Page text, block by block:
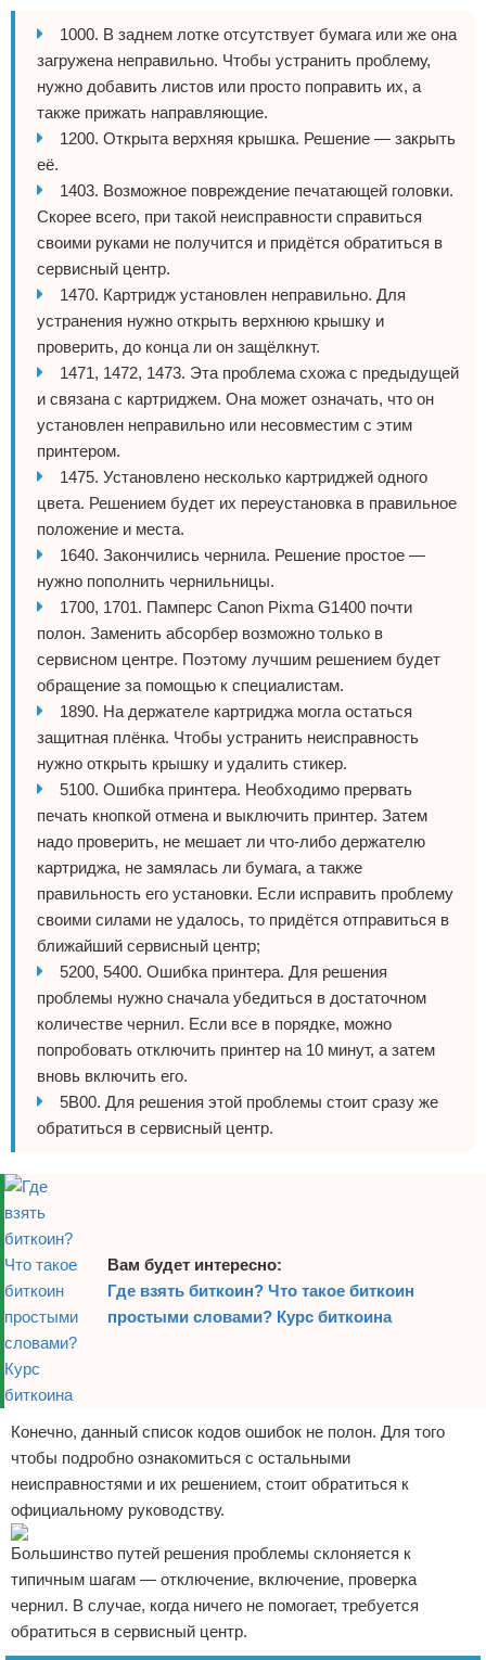
1000. В заднем лотке отсутствует бумага или же она
загружена неправильно. Чтобы устранить проблему,
нужно добавить листов или просто поправить их, а
также прижать направляющие.
1200. Открыта верхняя крышка. Решение — закрыть
её.
1403. Возможное повреждение печатающей головки.
Скорее всего, при такой неисправности справиться
своими руками не получится и придётся обратиться в
сервисный центр.
1470. Картридж установлен неправильно. Для
устранения нужно открыть верхнюю крышку и
проверить, до конца ли он защёлкнут.
1471, 1472, 1473. Эта проблема схожа с предыдущей
и связана с картриджем. Она может означать, что он
установлен неправильно или несовместим с этим
принтером.
1475. Установлено несколько картриджей одного
цвета. Решением будет их переустановка в правильное
положение и места.
1640. Закончились чернила. Решение простое —
нужно пополнить чернильницы.
1700, 1701. Памперс Canon Pixma G1400 почти
полон. Заменить абсорбер возможно только в
сервисном центре. Поэтому лучшим решением будет
обращение за помощью к специалистам.
1890. На держателе картриджа могла остаться
защитная плёнка. Чтобы устранить неисправность
нужно открыть крышку и удалить стикер.
5100. Ошибка принтера. Необходимо прервать
печать кнопкой отмена и выключить принтер. Затем
надо проверить, не мешает ли что-либо держателю
картриджа, не замялась ли бумага, а также
правильность его установки. Если исправить проблему
своими силами не удалось, то придётся отправиться в
ближайший сервисный центр;
5200, 5400. Ошибка принтера. Для решения
проблемы нужно сначала убедиться в достаточном
количестве чернил. Если все в порядке, можно
попробовать отключить принтер на 10 минут, а затем
вновь включить его.
5B00. Для решения этой проблемы стоит сразу же
обратиться в сервисный центр.
Вам будет интересно:
Где взять биткоин? Что такое биткоин
простыми словами? Курс биткоина
Конечно, данный список кодов ошибок не полон. Для того
чтобы подробно ознакомиться с остальными
неисправностями и их решением, стоит обратиться к
официальному руководству.
Большинство путей решения проблемы склоняется к
типичным шагам — отключение, включение, проверка
чернил. В случае, когда ничего не помогает, требуется
обратиться в сервисный центр.